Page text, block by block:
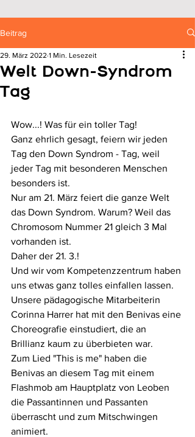
Beitrag
Welt Down-Syndrom
Tag
29. März 2022 1 Min. Lesezeit
Wow...! Was für ein toller Tag!
Ganz ehrlich gesagt, feiern wir jeden
Tag den Down Syndrom - Tag, weil
jeder Tag mit besonderen Menschen
besonders ist.
Nur am 21. März feiert die ganze Welt
das Down Syndrom. Warum? Weil das
Chromosom Nummer 21 gleich 3 Mal
vorhanden ist.
Daher der 21. 3.!
Und wir vom Kompetenzzentrum haben
uns etwas ganz tolles einfallen lassen.
Unsere pädagogische Mitarbeiterin
Corinna Harrer hat mit den Benivas eine
Choreografie einstudiert, die an
Brillianz kaum zu überbieten war.
Zum Lied "This is me" haben die
Benivas an diesem Tag mit einem
Flashmob am Hauptplatz von Leoben
die Passantinnen und Passanten
überrascht und zum Mitschwingen
animiert.